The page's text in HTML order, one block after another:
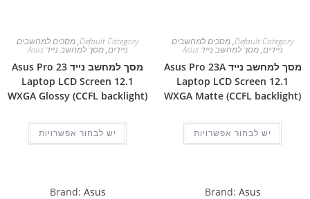
Default Category
,מסכים למחשבים
ניידים,מסך למחשב נייד Asus
מסך למחשב נייד Asus Pro 23A
Laptop LCD Screen 12.1
WXGA Matte (CCFL backlight)
יש לבחור אפשרויות
Default Category
,מסכים למחשבים
ניידים,מסך למחשב נייד Asus
מסך למחשב נייד Asus Pro 23
Laptop LCD Screen 12.1
WXGA Glossy (CCFL backlight)
יש לבחור אפשרויות
Brand: Asus
Brand: Asus